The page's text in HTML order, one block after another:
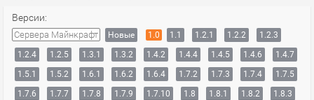
Версии:
Сервера Майнкрафт Новые 1.0 1.1 1.2.1 1.2.2
1.2.3
1.2.4
1.2.5 1.3.1 1.3.2 1.4.2 1.4.4 1.4.5 1.4.6
1.4.7
1.5.1
1.5.2 1.6.1 1.6.2 1.6.4 1.7.2 1.7.3 1.7.4
1.7.5
1.7.6
1.7.7 1.7.8 1.7.9 1.7.10 1.8 1.8.1 1.8.2
1.8.3